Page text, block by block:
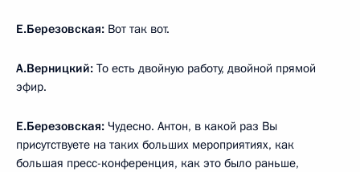
Е.Березовская: Вот так вот.
А.Верницкий: То есть двойную работу, двойной прямой
эфир.
Е.Березовская: Чудесно. Антон, в какой раз Вы
присутствуете на таких больших мероприятиях, как
большая пресс-конференция, как это было раньше,